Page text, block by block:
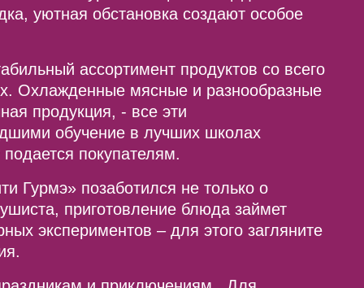
уютная обстановка создают особое
ассортимент продуктов со всего
Охлажденные мясные и разнообразные
продукция, - все эти
обучение в лучших школах
покупателям.
Гурмэ» позаботился не только о
приготовление блюда займет
экспериментов – для этого загляните